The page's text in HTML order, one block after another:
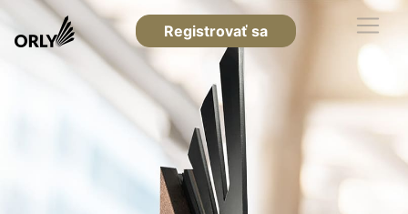
Registrovať sa